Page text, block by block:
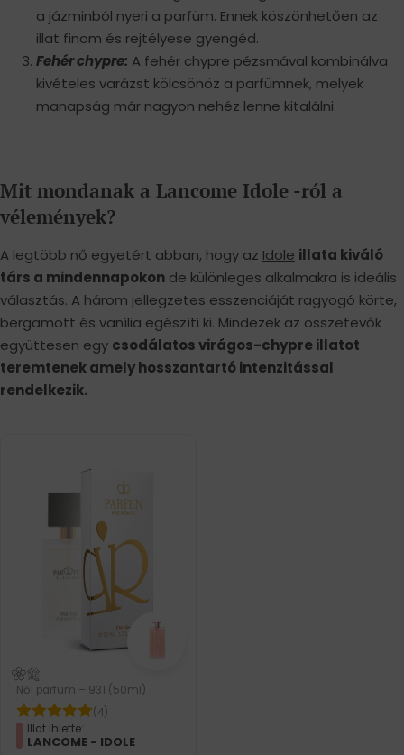
a jázminból nyeri a parfüm. Ennek köszönhetően az
illat finom és rejtélyese gyengéd.
Fehér chypre: A fehér chypre pézsmával kombinálva
kivételes varázst kölcsönöz a parfümnek, melyek
manapság már nagyon nehéz lenne kitalálni.
Mit mondanak a Lancome Idole -ról a
vélemények?
A legtöbb nő egyetért abban, hogy az Idole illata kiváló
társ a mindennapokon de különleges alkalmakra is ideális
választás. A három jellegzetes esszenciáját ragyogó körte,
bergamott és vanília egészíti ki. Mindezek az összetevők
együttesen egy csodálatos virágos-chypre illatot
teremtenek amely hosszantartó intenzitással
rendelkezik.
Női parfüm – 931 (50ml)
(4)
Illat ihlette:
LANCOME - IDOLE